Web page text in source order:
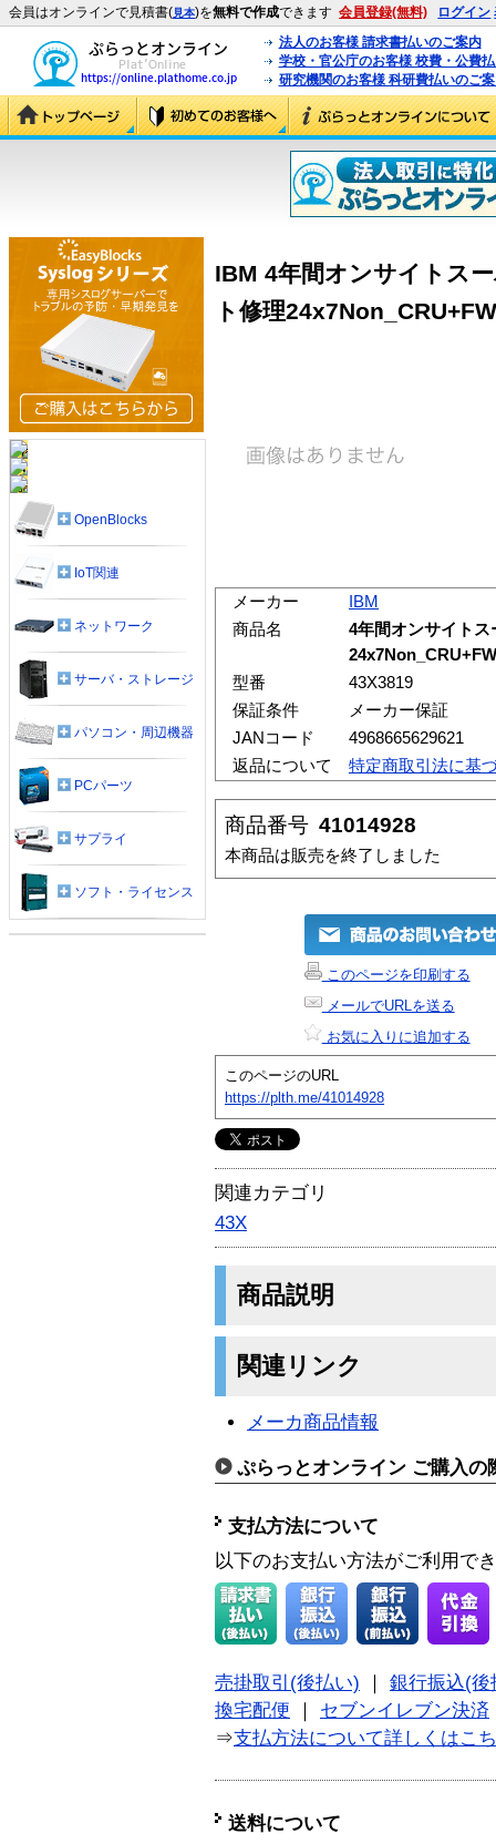
会員はオンラインで見積書(見本)を無料で作成できます 会員登録(無料) ログイン
法人のお客様 請求書払いのご案内
学校・官公庁のお客様 校費・公費
研究機関のお客様 科研費払いのご
IBM 4年間オンサイトス
ト修理
メーカー
IBM
商品名
4年間オンサイト
24x7Non_CRU+FW
型番
43X3819
保証条件
メーカー保証
JANコード
4968665629621
返品について
特定商取引法に基
商品番号 41014928
本商品は販売を終了しました
このページを印刷する
メールでURLを送る
お気に入りに追加する
このページのURL
https://plth.me/41014928
関連カテゴリ
43X
商品説明
関連リンク
メーカ商品情報
ぷらっとオンライン ご購入の
支払方法について
以下のお支払い方法がご利用で
売掛取引(後払い)
銀行振込(後
換宅配便
セブンイレブン決済
⇒支払方法について詳しくはこ
送料について
OpenBlocks
IoT関連
ネットワーク
サーバ・ストレージ
パソコン・周辺機器
PCパーツ
サプライ
ソフト・ライセンス